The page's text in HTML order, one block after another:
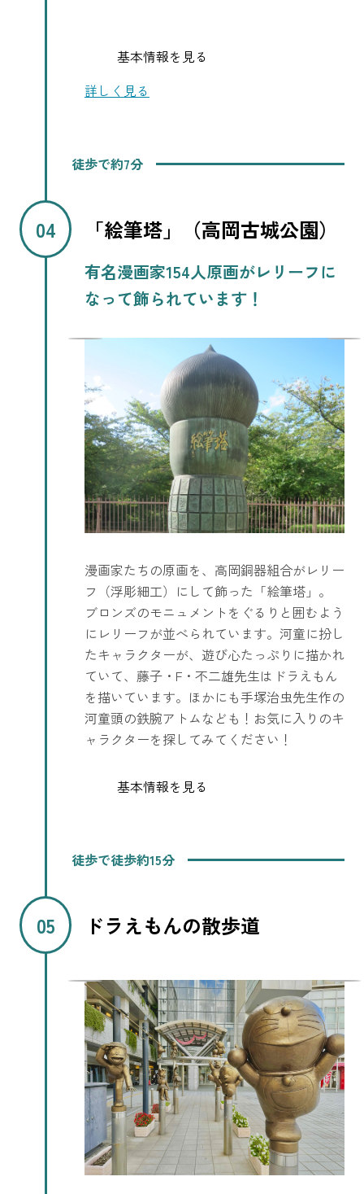
基本情報を見る
詳しく見る
徒歩で約7分
「絵筆塔」（高岡古城公園）
有名漫画家154人原画がレリーフに
なって飾られています！
漫画家たちの原画を、高岡銅器組合がレリー
フ（浮彫細工）にして飾った「絵筆塔」。
ブロンズのモニュメントをぐるりと囲むよう
にレリーフが並べられています。河童に扮し
たキャラクターが、遊び心たっぷりに描かれ
ていて、藤子・F・不二雄先生はドラえもん
を描いています。ほかにも手塚治虫先生作の
河童頭の鉄腕アトムなども！お気に入りのキ
ャラクターを探してみてください！
基本情報を見る
徒歩で徒歩約15分
ドラえもんの散歩道